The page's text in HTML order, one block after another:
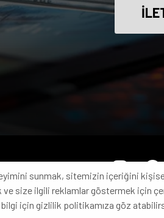
Her hakkı saklıdır. Od Kitap,
sunmak, sitemizin içeriğini
size ilgili reklamlar göstermek için
bilgi için gizlilik politikamıza göz